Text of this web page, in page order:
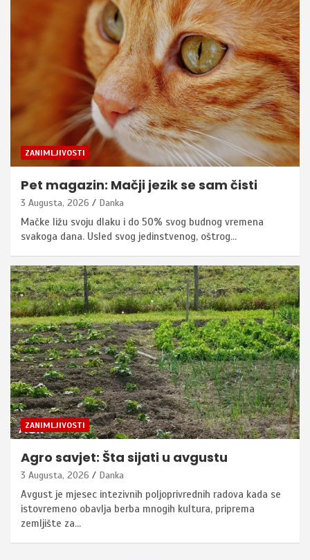
ZANIMLJIVOSTI
Pet magazin: Mačji jezik se sam čisti
3 Augusta, 2026 Danka
Mačke ližu svoju dlaku i do 50% svog budnog vremena
svakoga dana. Usled svog jedinstvenog, oštrog…
ZANIMLJIVOSTI
Agro savjet: Šta sijati u avgustu
3 Augusta, 2026 Danka
Avgust je mjesec intezivnih poljoprivrednih radova kada se
istovremeno obavlja berba mnogih kultura, priprema
zemljište za…